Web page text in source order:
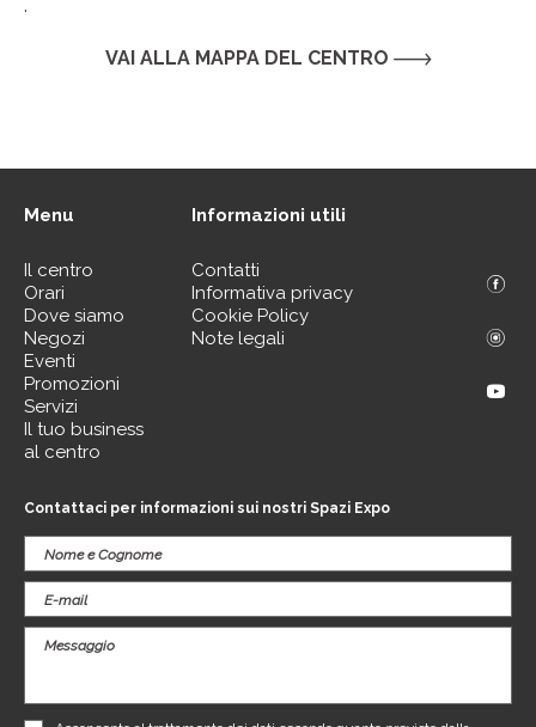
.
VAI ALLA MAPPA DEL CENTRO
Menu
Il centro
Orari
Dove siamo
Negozi
Eventi
Promozioni
Servizi
Il tuo business
al centro
Informazioni utili
Contatti
Informativa privacy
Cookie Policy
Note legali
Contattaci per informazioni sui nostri Spazi Expo